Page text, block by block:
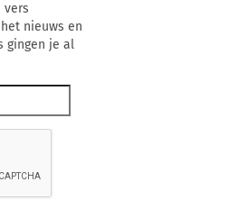
vers
nieuws en
gingen je al